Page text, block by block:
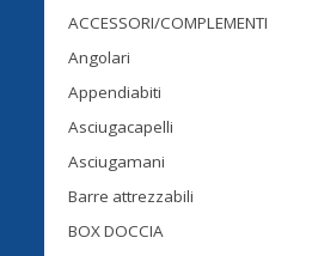
ACCESSORI/COMPLEMENTI
Angolari
Appendiabiti
Asciugacapelli
Asciugamani
Barre attrezzabili
BOX DOCCIA